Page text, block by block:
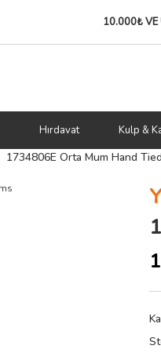
10.000₺ VE
Hırdavat Kulp &
1734806E Orta Mum Hand